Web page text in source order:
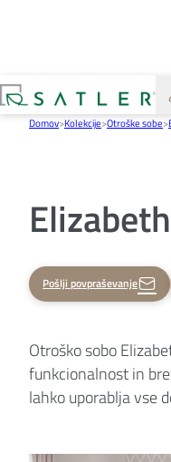
Domov>Kolekcije>Otroške sobe>
Elizabeth
Pošlji povpraševanje
Otroško sobo
funkcionalnost in
lahko uporablja vse